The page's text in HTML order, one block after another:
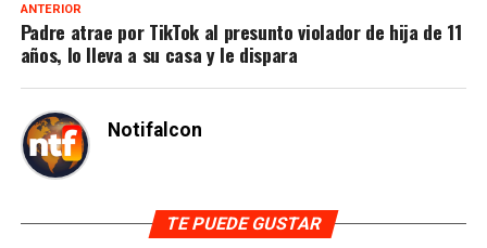
ANTERIOR
Padre atrae por TikTok al presunto violador de hija de 11
años, lo lleva a su casa y le dispara
Notifalcon
TE PUEDE GUSTAR